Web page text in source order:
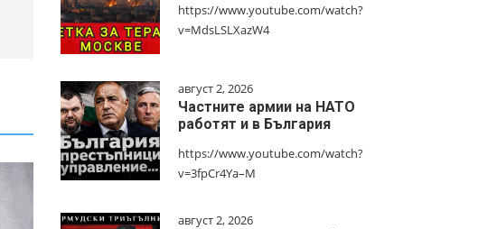
https://www.youtube.com/watch?
v=MdsLSLXazW4
август 2, 2026
Частните армии на НАТО
работят и в България
https://www.youtube.com/watch?
v=3fpCr4Ya–M
август 2, 2026